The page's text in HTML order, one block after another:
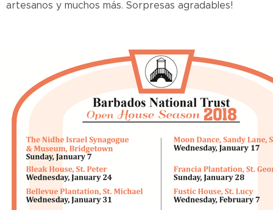
artesanos y muchos más. Sorpresas agradables!